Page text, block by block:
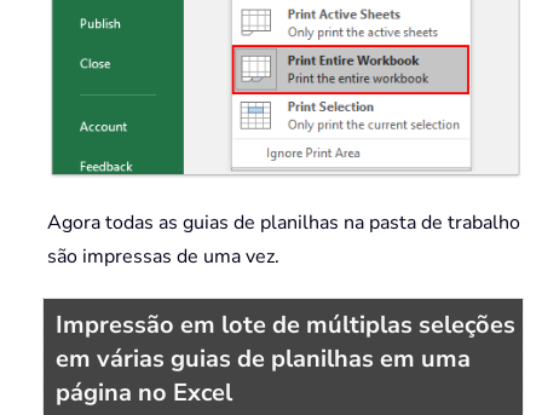
Agora todas as guias de planilhas na pasta de trabalho
são impressas de uma vez.
Impressão em lote de múltiplas seleções
em várias guias de planilhas em uma
página no Excel